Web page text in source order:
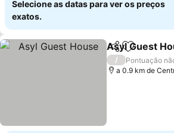
Selecione as datas para ver os preços
exatos.
PartilharAdicionar
Asyl Guest
/
Pontuação
a 0.9 km de